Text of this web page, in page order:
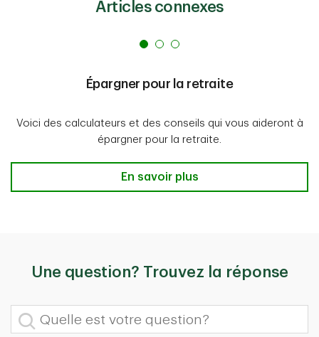
Articles connexes
Épargner pour la retraite
Voici des calculateurs et des conseils qui vous aideront à
épargner pour la retraite.
Épargner pour la retraite En savoir
En savoir plus
Une question? Trouvez la réponse
Quelle est votre question?